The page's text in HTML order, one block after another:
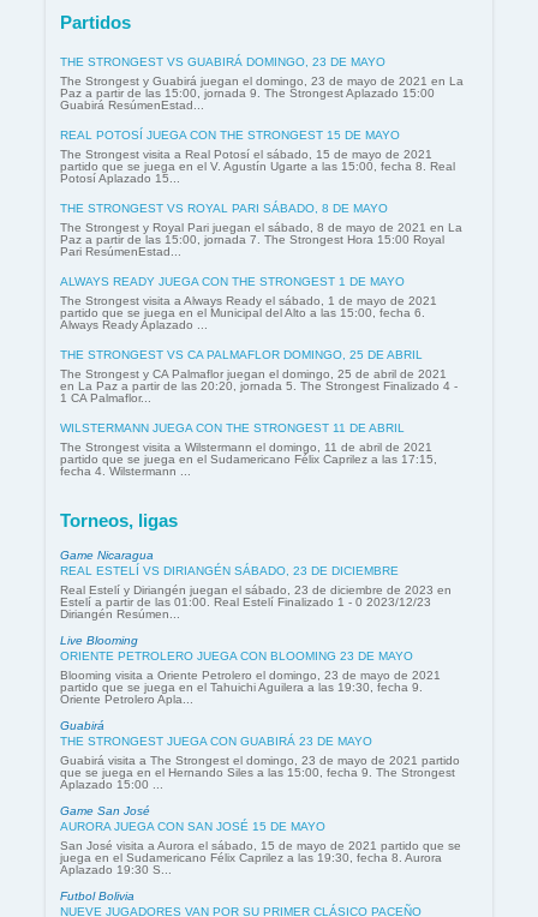
Partidos
THE STRONGEST VS GUABIRÁ DOMINGO, 23 DE MAYO
The Strongest y Guabirá juegan el domingo, 23 de mayo de 2021 en La
Paz a partir de las 15:00, jornada 9. The Strongest Aplazado 15:00
Guabirá ResúmenEstad...
REAL POTOSÍ JUEGA CON THE STRONGEST 15 DE MAYO
The Strongest visita a Real Potosí el sábado, 15 de mayo de 2021
partido que se juega en el V. Agustín Ugarte a las 15:00, fecha 8. Real
Potosí Aplazado 15...
THE STRONGEST VS ROYAL PARI SÁBADO, 8 DE MAYO
The Strongest y Royal Pari juegan el sábado, 8 de mayo de 2021 en La
Paz a partir de las 15:00, jornada 7. The Strongest Hora 15:00 Royal
Pari ResúmenEstad...
ALWAYS READY JUEGA CON THE STRONGEST 1 DE MAYO
The Strongest visita a Always Ready el sábado, 1 de mayo de 2021
partido que se juega en el Municipal del Alto a las 15:00, fecha 6.
Always Ready Aplazado ...
THE STRONGEST VS CA PALMAFLOR DOMINGO, 25 DE ABRIL
The Strongest y CA Palmaflor juegan el domingo, 25 de abril de 2021
en La Paz a partir de las 20:20, jornada 5. The Strongest Finalizado 4 -
1 CA Palmaflor...
WILSTERMANN JUEGA CON THE STRONGEST 11 DE ABRIL
The Strongest visita a Wilstermann el domingo, 11 de abril de 2021
partido que se juega en el Sudamericano Félix Caprilez a las 17:15,
fecha 4. Wilstermann ...
Torneos, ligas
Game Nicaragua
REAL ESTELÍ VS DIRIANGÉN SÁBADO, 23 DE DICIEMBRE
Real Estelí y Diriangén juegan el sábado, 23 de diciembre de 2023 en
Estelí a partir de las 01:00. Real Estelí Finalizado 1 - 0 2023/12/23
Diriangén Resúmen...
Live Blooming
ORIENTE PETROLERO JUEGA CON BLOOMING 23 DE MAYO
Blooming visita a Oriente Petrolero el domingo, 23 de mayo de 2021
partido que se juega en el Tahuichi Aguilera a las 19:30, fecha 9.
Oriente Petrolero Apla...
Guabirá
THE STRONGEST JUEGA CON GUABIRÁ 23 DE MAYO
Guabirá visita a The Strongest el domingo, 23 de mayo de 2021 partido
que se juega en el Hernando Siles a las 15:00, fecha 9. The Strongest
Aplazado 15:00 ...
Game San José
AURORA JUEGA CON SAN JOSÉ 15 DE MAYO
San José visita a Aurora el sábado, 15 de mayo de 2021 partido que se
juega en el Sudamericano Félix Caprilez a las 19:30, fecha 8. Aurora
Aplazado 19:30 S...
Futbol Bolivia
NUEVE JUGADORES VAN POR SU PRIMER CLÁSICO PACEÑO